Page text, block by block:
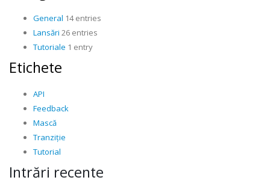
General 14 entries
Lansări 26 entries
Tutoriale 1 entry
Etichete
API
Feedback
Mască
Tranziție
Tutorial
Intrări recente